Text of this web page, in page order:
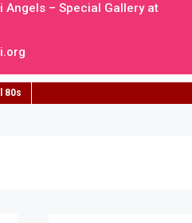
Angels – Special Gallery at
80s